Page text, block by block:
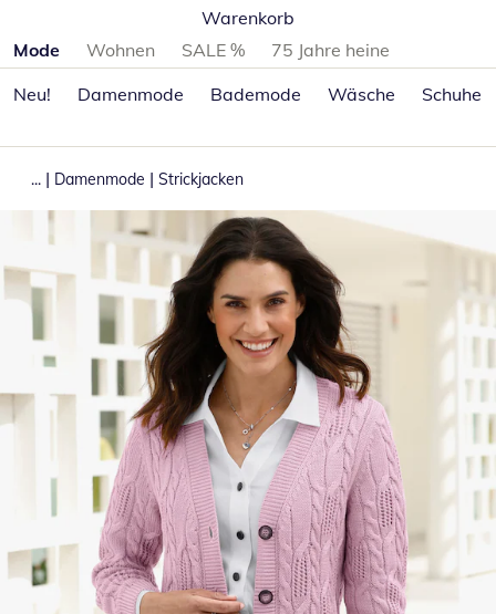
Warenkorb
Produktkategorien überspringen
Mode Wohnen SALE %
75 Jahre heine
Neu!
Damenmode Bademode Wäsche Schuhe
... | Damenmode | Strickjacken